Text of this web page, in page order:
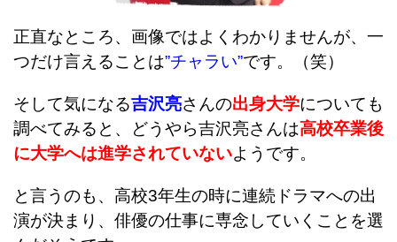
正直なところ、画像ではよくわかりませんが、一
つだけ言えることは”チャラい”です。（笑）
そして気になる吉沢亮さんの出身大学についても
調べてみると、どうやら吉沢亮さんは高校卒業後
に大学へは進学されていないようです。
と言うのも、高校3年生の時に連続ドラマへの出
演が決まり、俳優の仕事に専念していくことを選